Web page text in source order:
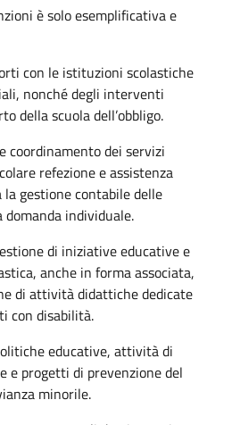
è solo esemplificativa e
con le istituzioni scolastiche
nonché degli interventi
della scuola dell’obbligo.
coordinamento dei servizi
refezione e assistenza
gestione contabile delle
individuale.
di iniziative educative e
anche in forma associata,
di attività didattiche dedicate
con disabilità.
educative, attività di
e progetti di prevenzione del
minorile.